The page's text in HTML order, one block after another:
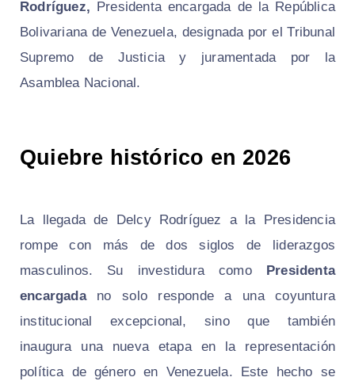
Rodríguez, Presidenta encargada de la República
Bolivariana de Venezuela, designada por el Tribunal
Supremo de Justicia y juramentada por la
Asamblea Nacional.
Quiebre histórico en 2026
La llegada de Delcy Rodríguez a la Presidencia
rompe con más de dos siglos de liderazgos
masculinos. Su investidura como Presidenta
encargadano solo responde a una coyuntura
institucional excepcional, sino que también
inaugura una nueva etapa en la representación
política de género en Venezuela. Este hecho se